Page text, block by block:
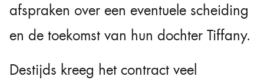
afspraken over een eventuele scheiding
en de toekomst van hun dochter Tiffany.
Destijds kreeg het contract veel